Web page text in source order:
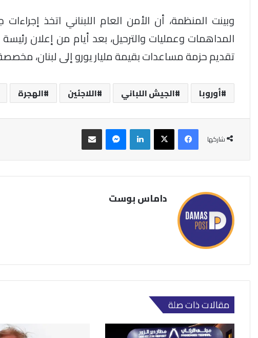
وبينت المنظمة، أن الأمن العام اللبناني اتخذ
المداهمات وعمليات والترحيل، بعد أيام من إعلان
تقديم حزمة مساعدات بقيمة مليار يورو إلى لبنان، مخصصة
أوروبا الجيش اللباني اللاجئين الهجرة
شاركها
فيسبوك‫X لينكدإن ماسنجر مشاركة عبر البريد
داماس بوست
مقالات ذات صلة